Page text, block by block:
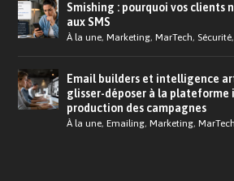
Smishing : pourquoi vos clients
aux SMS
À la une,Marketing,MarTech, Sécurité,
Email builders et intelligence
glisser-déposer à la plateforme
production des campagnes
À la une,Emailing,Marketing,MarTech